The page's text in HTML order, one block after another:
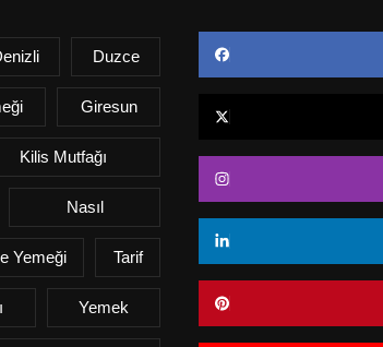
Duzce
Giresun
Kilis Mutfağı
Nasıl
Yemeği Tarif
Yemek